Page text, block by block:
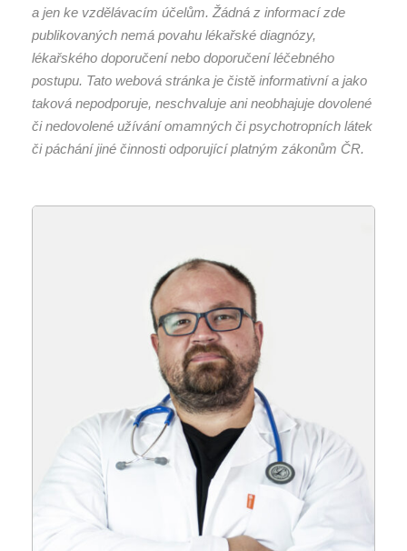
a jen ke vzdělávacím účelům. Žádná z informací zde
publikovaných nemá povahu lékařské diagnózy,
lékařského doporučení nebo doporučení léčebného
postupu. Tato webová stránka je čistě informativní a jako
taková nepodporuje, neschvaluje ani neobhajuje dovolené
či nedovolené užívání omamných či psychotropních látek
či páchání jiné činnosti odporující platným zákonům ČR.